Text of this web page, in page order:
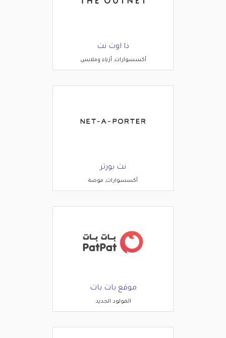
ذا اوت نت
أكسسوارات, أزياء وملابس
نت بورتر
أكسسوارات, موضة
موقع بات بات
المولود الجديد